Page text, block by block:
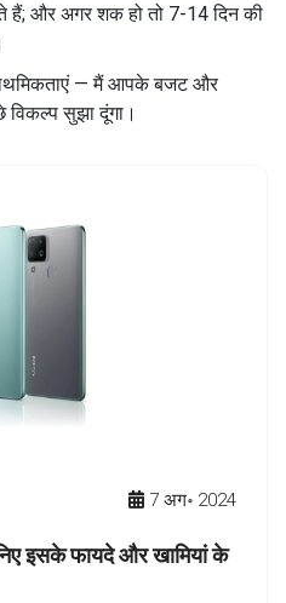
हैं; और अगर शक हो तो 7-14 दिन की
— मैं आपके बजट और
सुझा दूंगा।
7 अग॰ 2024
इसके फायदे और खामियां के